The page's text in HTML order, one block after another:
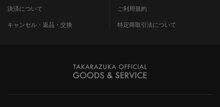
決済について
キャンセル・返品・交換
ご利用規約
特定商取引法について